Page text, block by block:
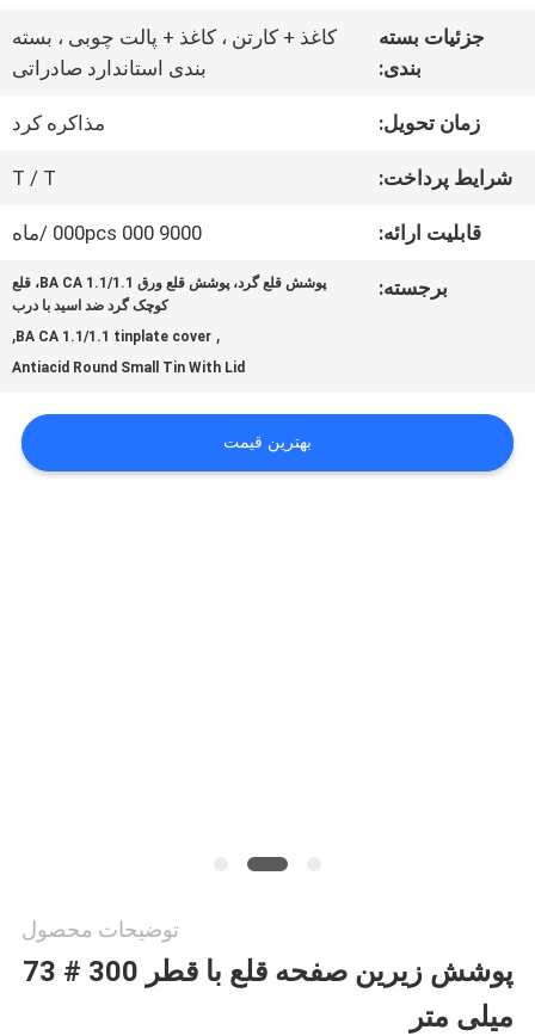
کارخانه
کنترل
کیفیت
بگیرید
سیاست
جزئیات بسته
بندی:
کاغذ + کارتن ، کاغذ + پالت چوبی ، بسته
بندی استاندارد صادراتی
زمان تحویل: مذاکره کرد
شرایط پرداخت: T / T
قابلیت ارائه: 9000 000 000pcs /ماه
برجسته:
پوشش قلع گرد، پوشش قلع ورق BA CA 1.1/1.1، قلع
کوچک گرد ضد اسید با درب
,
BA CA 1.1/1.1 tinplate cover
,
Antiacid Round Small Tin With Lid
بهترین قیمت
توضیحات محصول
پوشش زیرین صفحه قلع با قطر 300 # 73
میلی متر